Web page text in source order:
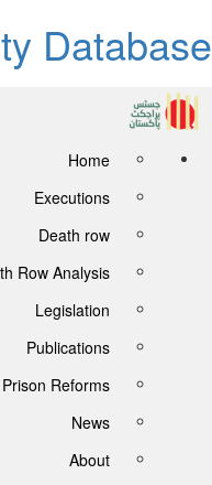
Database
Home
Executions
Death row
Row Analysis
Legislation
Publications
Reforms
News
About